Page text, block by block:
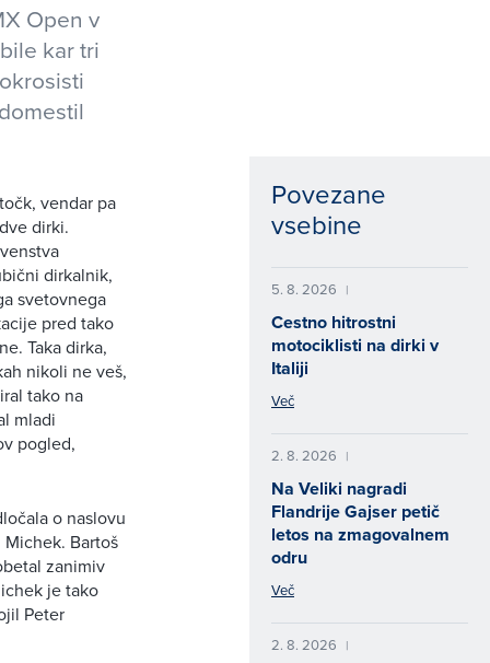
Open v
kar tri
vendar pa
dirki.
dirkalnik,
svetovnega
pred tako
Taka dirka,
nikoli ne veš,
tako na
mladi
pogled,
o naslovu
Bartoš
zanimiv
je tako
Peter
Povezane
vsebine
5. 8. 2026 |
Cestno hitrostni
motociklisti na dirki v
Italiji
Več
2. 8. 2026 |
Na Veliki nagradi
Flandrije Gajser petič
letos na zmagovalnem
odru
Več
2. 8. 2026 |